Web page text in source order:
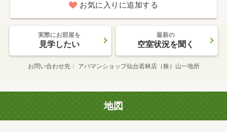
お気に入りに追加する
実際にお部屋を
見学したい
最新の
空室状況を聞く
お問い合わせ先 アパマンショップ仙台若林店（株）山一地所
地図